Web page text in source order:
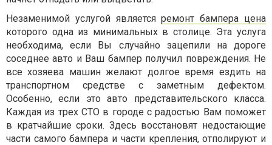
Незаменимой услугой являетсяремонт бампера цена
которого одна из минимальных в столице. Эта услуга
необходима, если Вы случайно зацепили на дороге
соседнее авто и Ваш бампер получил повреждения. Не
все хозяева машин желают долгое время ездить на
транспортном средстве с заметным дефектом.
Особенно, если это авто представительского класса.
Каждая из трех СТО в городе с радостью Вам поможет
в кратчайшие сроки. Здесь восстановят недостающие
части самого бампера и части крепления, отполируют и